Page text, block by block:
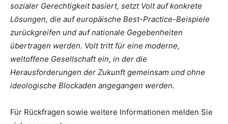
sozialer Gerechtigkeit basiert, setzt Volt auf konkrete
Lösungen, die auf europäische Best-Practice-Beispiele
zurückgreifen und auf nationale Gegebenheiten
übertragen werden. Volt tritt für eine moderne,
weltoffene Gesellschaft ein, in der die
Herausforderungen der Zukunft gemeinsam und ohne
ideologische Blockaden angegangen werden.
Für Rückfragen sowie weitere Informationen melden Sie